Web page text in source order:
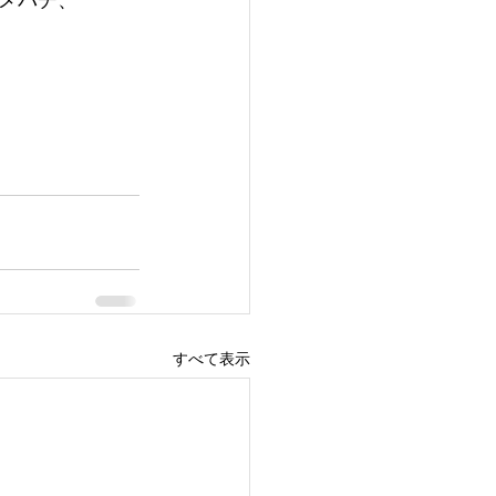
すべて表示